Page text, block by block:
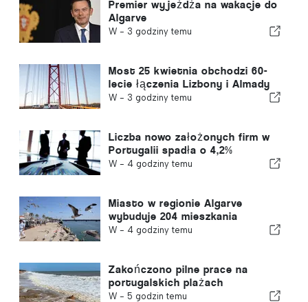
Premier wyjeżdża na wakacje do
Algarve
W - 3 godziny temu
Most 25 kwietnia obchodzi 60-
lecie łączenia Lizbony i Almady
W - 3 godziny temu
Liczba nowo założonych firm w
Portugalii spadła o 4,2%
W - 4 godziny temu
Miasto w regionie Algarve
wybuduje 204 mieszkania
W - 4 godziny temu
Zakończono pilne prace na
portugalskich plażach
W - 5 godzin temu